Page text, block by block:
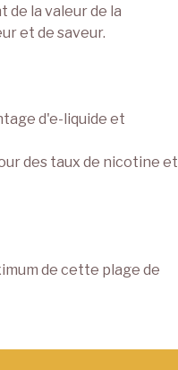
la valeur de la
et de saveur.
d'e-liquide et
des taux de nicotine et
de cette plage de